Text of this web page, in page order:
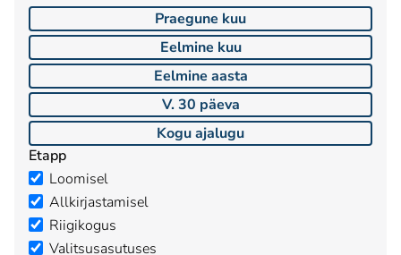
Praegune kuu
Eelmine kuu
Eelmine aasta
V. 30 päeva
Kogu ajalugu
Etapp
Loomisel
Allkirjastamisel
Riigikogus
Valitsusasutuses